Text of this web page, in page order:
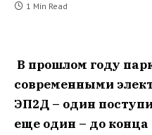
1 Min Read
В прошлом году
современными
ЭП2Д – один
еще один – до конца